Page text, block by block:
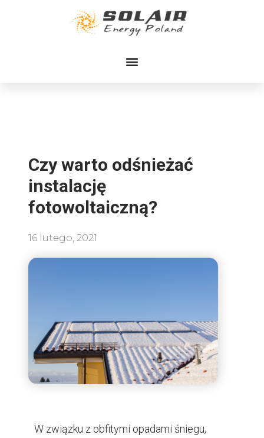
Czy warto odśnieżać
instalację
fotowoltaiczną?
16 lutego, 2021
W związku z obfitymi opadami śniegu,